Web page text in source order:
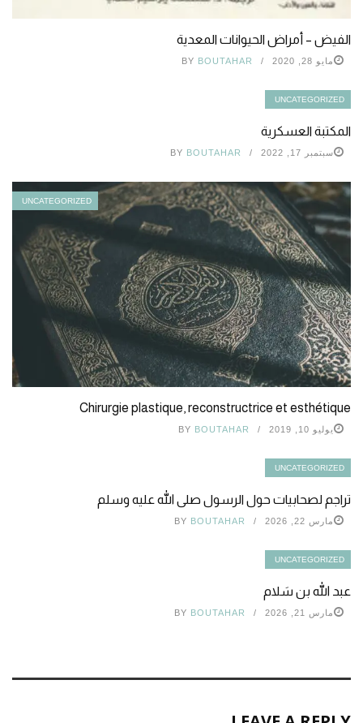
الفيض – أمراض الحيوانات المعدية
مايو 28, 2020 BY BOUTAHAR
UNCATEGORIZED
المكتبة العسكرية
سبتمبر 17, 2022 BY BOUTAHAR
UNCATEGORIZED
Chirurgie plastique, reconstructrice et esthétique
يوليو 10, 2019 BY BOUTAHAR
UNCATEGORIZED
تراجم لصحابيات حول الرسول صلى الله عليه وسلم
مارس 22, 2026 BY BOUTAHAR
UNCATEGORIZED
عبد الله بن سَلام
مارس 21, 2026 BY BOUTAHAR